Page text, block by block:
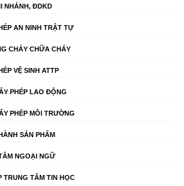
NHÁNH, ĐDKD
AN NINH TRẬT TỰ
CHÁY CHỮA CHÁY
VỆ SINH ATTP
PHÉP LAO ĐỘNG
PHÉP MÔI TRƯỜNG
SẢN PHẨM
NGOẠI NGỮ
TRUNG TÂM TIN HỌC